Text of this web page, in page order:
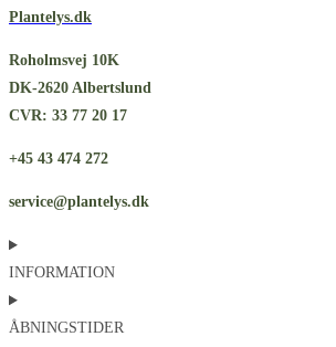
Plantelys.dk
Roholmsvej 10K
DK-2620 Albertslund
CVR: 33 77 20 17
+45 43 474 272
service@plantelys.dk
INFORMATION
ÅBNINGSTIDER